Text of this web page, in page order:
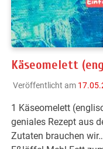
Käseomelett
Veröffentlicht am
1 Käseomelett
geniales Rezept aus
Zutaten brauchen